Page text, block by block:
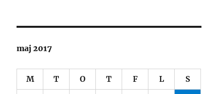
maj 2017
M T O T F L S